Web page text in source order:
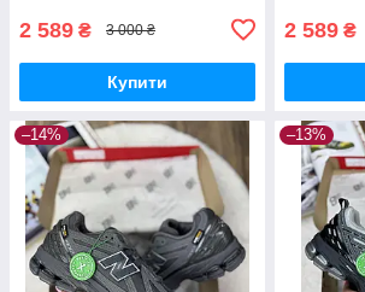
2 589 ₴ 3 000 ₴
Купити
2 589 ₴
–14% –13%